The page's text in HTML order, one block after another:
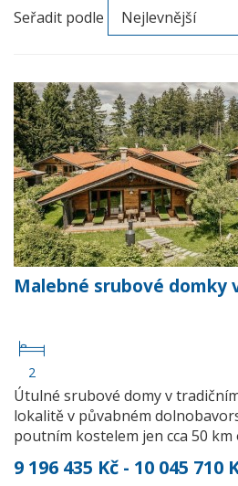
Seřadit podle
Malebné srubové domky
2
Útulné srubové domy v
lokalitě v půvabném
poutním kostelem jen cca 50
9 196 435 Kč - 10 045 710